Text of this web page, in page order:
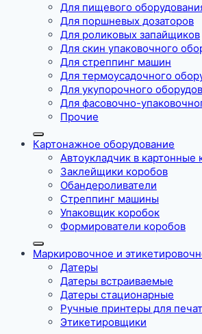
Для пищевого
Для поршневых дозаторов
Для роликовых запайщиков
Для скин упаковочного
Для стреппинг машин
Для термоусадочного
Для укупорочного
Для фасовочно-
Прочие
Картонажное оборудование
Автоукладчик в картонные
Заклейщики коробов
Обандероливатели
Стреппинг машины
Упаковщик коробок
Формирователи коробов
Маркировочное и
Датеры
Датеры встраиваемые
Датеры стационарные
Ручные принтеры для
Этикетировщики